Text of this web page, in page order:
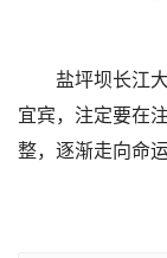
盐坪坝长江
宜宾，注定要在
整，逐渐走向命